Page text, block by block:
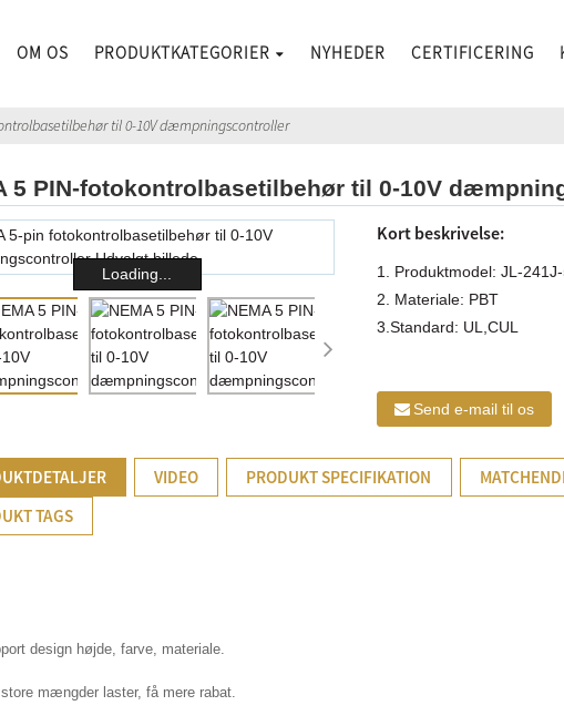
OM OS PRODUKTKATEGORIER NYHEDER CERTIFICERING
til 0-10V dæmpningscontroller
5 PIN-fotokontrolbasetilbehør til 0-10V
Loading...
Kort beskrivelse:
1. Produktmodel: JL-
2. Materiale: PBT
3.Standard: UL,CUL
Send e-mail til os
VIDEO PRODUKT SPECIFIKATION
TAGS
design højde, farve, materiale.
mængder laster, få mere rabat.